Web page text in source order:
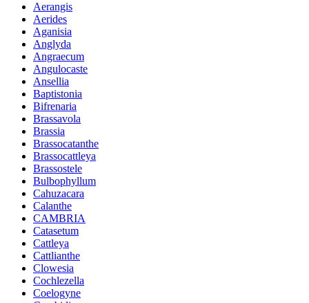
Aerangis
Aerides
Aganisia
Anglyda
Angraecum
Angulocaste
Ansellia
Baptistonia
Bifrenaria
Brassavola
Brassia
Brassocatanthe
Brassocattleya
Brassostele
Bulbophyllum
Cahuzacara
Calanthe
CAMBRIA
Catasetum
Cattleya
Cattlianthe
Clowesia
Cochlezella
Coelogyne